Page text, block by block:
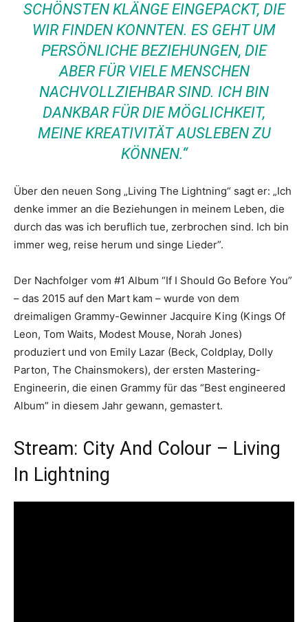
SCHÖNSTEN KLÄNGE EINGEPACKT, DIE
WIR FINDEN KONNTEN. ES GEHT UM
PERSÖNLICHE BEZIEHUNGEN, DIE
ABER FÜR VIELE MENSCHEN
NACHVOLLZIEHBAR SIND. ICH BIN
DANKBAR FÜR DIE MÖGLICHKEIT,
MEINE KREATIVITÄT AUSLEBEN ZU
KÖNNEN.“
Über den neuen Song „Living The Lightning“ sagt er: „Ich
denke immer an die Beziehungen in meinem Leben, die
durch das was ich beruflich tue, zerbrochen sind. Ich bin
immer weg, reise herum und singe Lieder”.
Der Nachfolger vom #1 Album “If I Should Go Before You”
– das 2015 auf den Mart kam – wurde von dem
dreimaligen Grammy-Gewinner Jacquire King (Kings Of
Leon, Tom Waits, Modest Mouse, Norah Jones)
produziert und von Emily Lazar (Beck, Coldplay, Dolly
Parton, The Chainsmokers), der ersten Mastering-
Engineerin, die einen Grammy für das “Best engineered
Album” in diesem Jahr gewann, gemastert.
Stream: City And Colour – Living
In Lightning